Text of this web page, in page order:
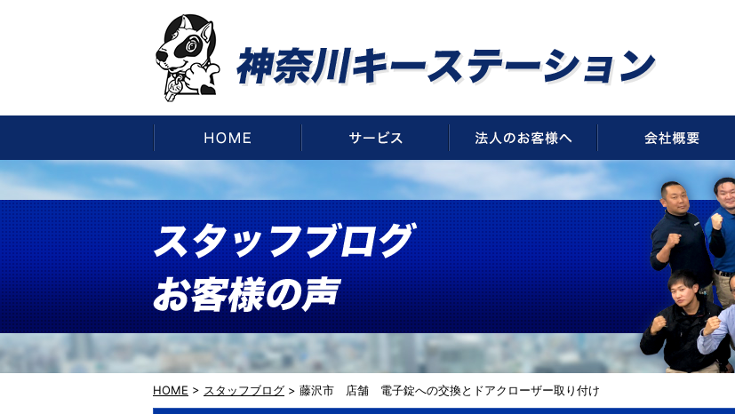
HOME サービス 法人のお客様へ
HOME > スタッフブログ > 藤沢市 店舗 電子錠への交換とドアクローザー取り付け